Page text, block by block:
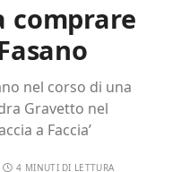
comprare
nel corso di una
Gravetto nel
a Faccia’
4 MINUTI DI LETTURA